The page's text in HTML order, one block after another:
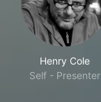
Henry Cole
Self - Presenter